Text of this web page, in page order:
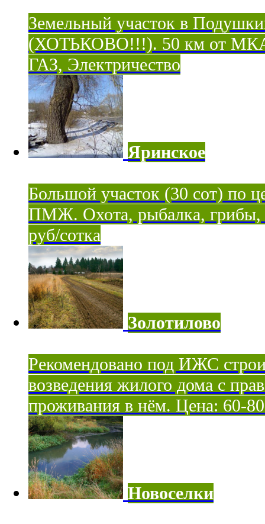
Земельный участок в
(ХОТЬКОВО!!!). 50 км от
ГАЗ, Электричество
Яринское
Большой участок (30 сот) по
ПМЖ. Охота, рыбалка, грибы,
руб/сотка
Золотилово
Рекомендовано под ИЖС
возведения жилого дома с
проживания в нём. Цена: 60-80
Новоселки